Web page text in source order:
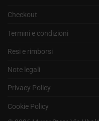
Checkout
Termini e condizioni
Resi e rimborsi
Note legali
Privacy Policy
Cookie Policy